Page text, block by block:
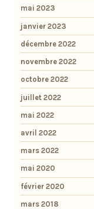
mai 2023
janvier 2023
décembre 2022
novembre 2022
octobre 2022
juillet 2022
mai 2022
avril 2022
mars 2022
mai 2020
février 2020
mars 2018